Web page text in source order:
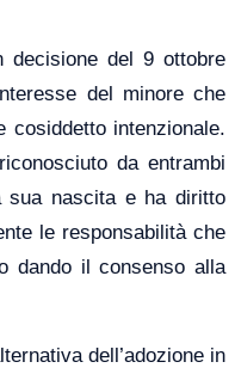
decisione del 9 ottobre
del minore che
cosiddetto intenzionale.
da entrambi
sua nascita e ha diritto
le responsabilità che
dando il consenso alla
dell’adozione in